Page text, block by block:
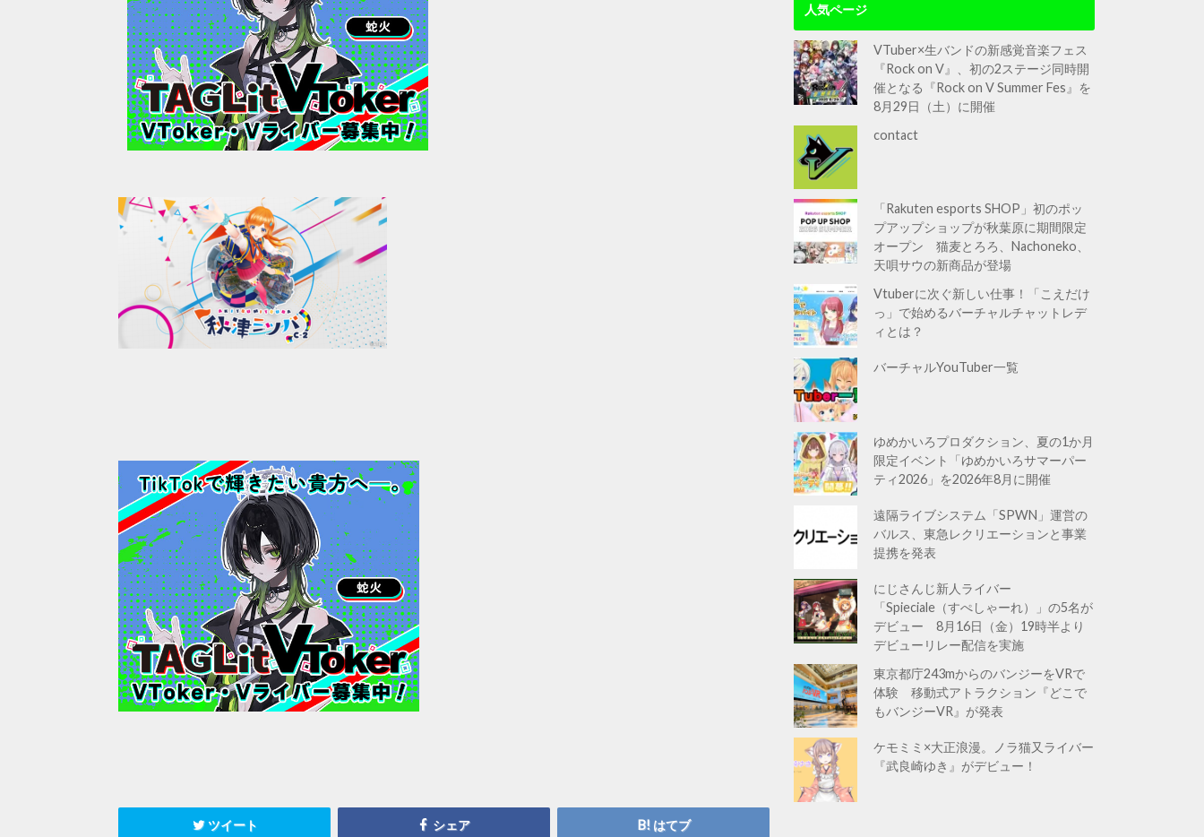
ツイート シェア はてブ
人気ページ
VTuber×生バンドの新感覚音楽フェス
『Rock on V』、初の2ステージ同時開
催となる『Rock on V Summer Fes』を
8月29日（土）に開催
contact
「Rakuten esports SHOP」初のポッ
プアップショップが秋葉原に期間限定
オープン 猫麦とろろ、Nachoneko、
天唄サウの新商品が登場
Vtuberに次ぐ新しい仕事！「こえだけ
っ」で始めるバーチャルチャットレデ
ィとは？
バーチャルYouTuber一覧
ゆめかいろプロダクション、夏の1か月
限定イベント「ゆめかいろサマーパー
ティ2026」を2026年8月に開催
遠隔ライブシステム「SPWN」運営の
バルス、東急レクリエーションと事業
提携を発表
にじさんじ新人ライバー
「Spieciale（すぺしゃーれ）」の5名が
デビュー 8月16日（金）19時半より
デビューリレー配信を実施
東京都庁243mからのバンジーをVRで
体験 移動式アトラクション『どこで
もバンジーVR』が発表
ケモミミ×大正浪漫。ノラ猫又ライバー
『武良崎ゆき』がデビュー！